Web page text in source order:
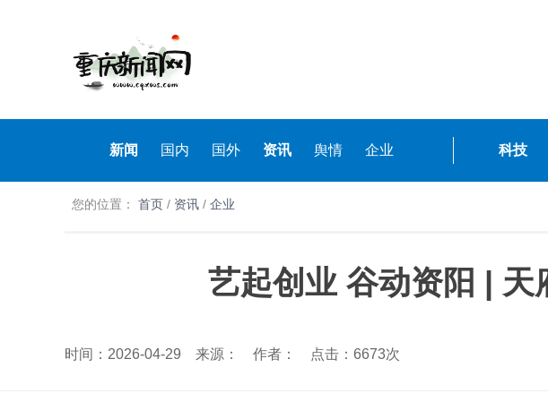
新闻 国内 国外 资讯 舆情 企业 科技
您的位置： 首页 / 资讯 / 企业
艺起创业 谷动资阳 | 天
时间：2026-04-29 来源： 作者： 点击：6673次